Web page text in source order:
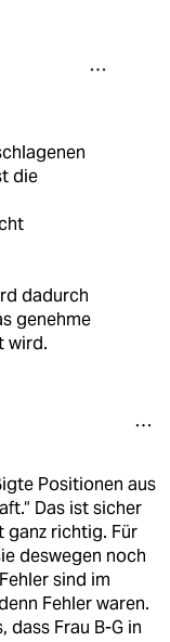
die
dadurch
genehme
wird.
Positionen aus
Das ist sicher
ganz richtig. Für
deswegen noch
sind im
Fehler waren.
dass Frau B-G in